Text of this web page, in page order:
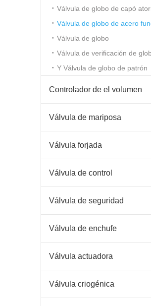
Válvula de globo de acero
Válvula de globo
Válvula de verificación de
Y Válvula de globo de patrón
Controlador de el volumen
Válvula de mariposa
Válvula forjada
Válvula de control
Válvula de seguridad
Válvula de enchufe
Válvula actuadora
Válvula criogénica